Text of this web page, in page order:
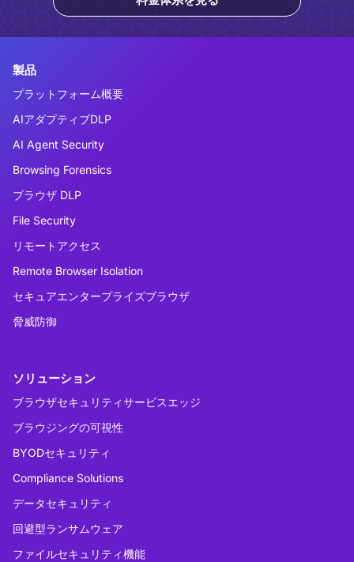
製品
プラットフォーム概要
AIアダプティブDLP
AI Agent Security
Browsing Forensics
ブラウザ DLP
File Security
リモートアクセス
Remote Browser Isolation
セキュアエンタープライズブラウザ
脅威防御
ソリューション
ブラウザセキュリティサービスエッジ
ブラウジングの可視性
BYODセキュリティ
Compliance Solutions
データセキュリティ
回避型ランサムウェア
ファイルセキュリティ機能